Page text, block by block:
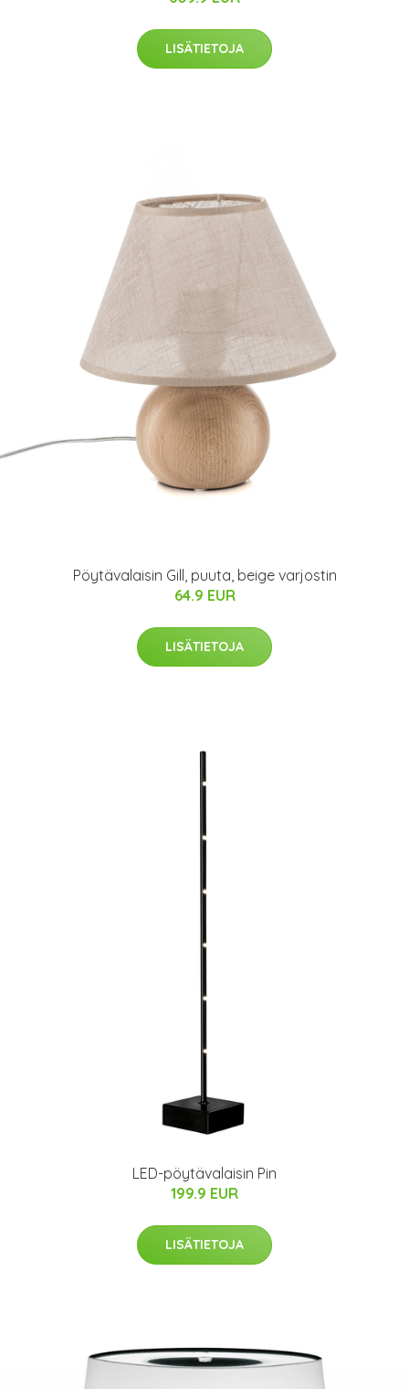
LISÄTIETOJA
Pöytävalaisin Gill, puuta, beige varjostin
64.9 EUR
LISÄTIETOJA
LED-pöytävalaisin Pin
199.9 EUR
LISÄTIETOJA